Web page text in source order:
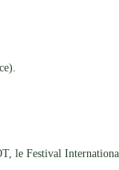
le Festival